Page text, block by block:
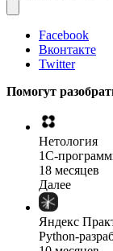
Facebook
Вконтакте
Twitter
Помогут
Нетология
1C-
18 месяцев
Далее
Яндекс
Python-